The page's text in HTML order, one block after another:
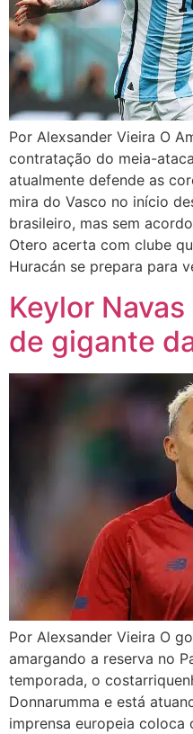
Por Alexsander Vieira O
contratação do meia-
atualmente defende as
mira do Vasco no início
brasileiro, mas sem
Otero acerta com clube
Huracán se prepara para
Keylor
de gigante
Por Alexsander Vieira O
amargando a reserva no
temporada, o
Donnarumma e está
imprensa europeia coloca